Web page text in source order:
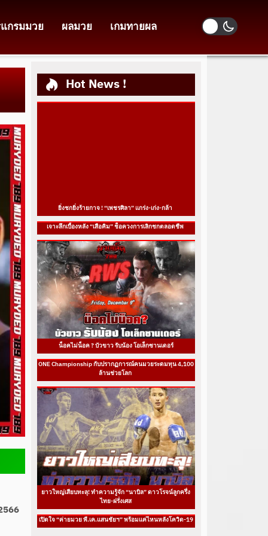
กรมมวย ผลมวย เกมทายผล
Hot News !
ยิ่งชกยิ่งร้ายกาจ ! “เพชรศิลา” แกร่ง-เก่ง-กล้า
เจาะลึกเบื้องหลัง “เสือคิม” ช็อควงการเลิกชกตลอดชีพ
น็อคไม่น็อค ? บัวขาว รับน้อง โอเล็กซานเดอร์
ONE Championship กับปรากฏการณ์คนมวยระดมทุน 4,100
ล้านช่วยโลก
ยาวใหญ่เสียบทะลุ! ทำความรู้จัก “นาบิล” ดาวโรจน์ลูกครึ่ง
ไทย-ฝรั่งเศส
เปิดใจ “ค่ายมวย พี.เค.แสนชัยฯ” พร้อมแค่ไหนหลังโควิด-19